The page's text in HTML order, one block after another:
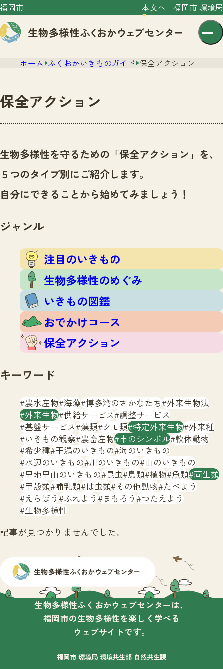
福岡市 本文へ 福岡市 環境局
文字サイズ 小 中 大
センター紹介
センター紹介TOP
サイトポリシー
ニュース
ニュースTOP
市の取組み
いきものガイド
注目のいきもの
いきもの図鑑
おでかけコース
保全アクション
調査レポート
調査レポートTOP
調査結果
ふくおかいきものマップ
マッチング
マッチングTOP
掲載申し込みフォーム
お問合せ
生物多様性ふくおかウェブセンターとは
サイトマップ
ホーム ふくおかいきものガイド 保全アクション
保全アクション
生物多様性を守るための「保全アクション」を、
５つのタイプ別にご紹介します。
自分にできることから始めてみましょう！
ジャンル
注目のいきもの
生物多様性のめぐみ
いきもの図鑑
おでかけコース
保全アクション
キーワード
農水産物 海藻 博多湾のさかなたち 外来生物法
外来生物 供給サービス 調整サービス
基盤サービス 藻類 クモ類 特定外来生物 外来種
いきもの観察 農畜産物 市のシンボル 軟体動物
希少種 干潟のいきもの 海のいきもの
水辺のいきもの 川のいきもの 山のいきもの
里地里山のいきもの 昆虫 鳥類 植物 魚類 両生類
甲殻類 哺乳類 は虫類 その他動物 たべよう
えらぼう ふれよう まもろう つたえよう
生物多様性
記事が見つかりませんでした。
生物多様性ふくおかウェブセンターは、
福岡市の生物多様性を楽しく学べる
ウェブサイトです。
福岡市 環境局 環境共生部 自然共生課